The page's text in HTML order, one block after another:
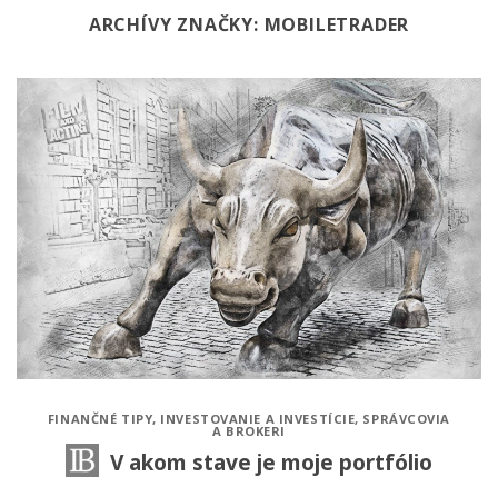
ARCHÍVY ZNAČKY: MOBILETRADER
FINANČNÉ TIPY, INVESTOVANIE A INVESTÍCIE, SPRÁVCOVIA
A BROKERI
V akom stave je moje portfólio